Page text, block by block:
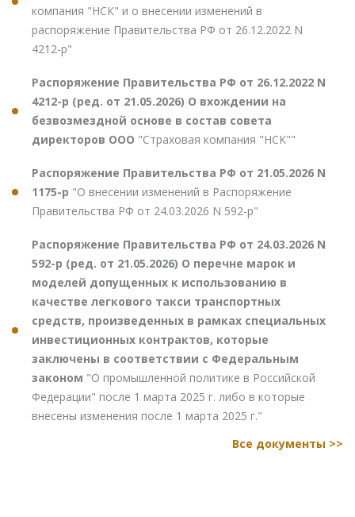
компания "НСК" и о внесении изменений в
распоряжение Правительства РФ от 26.12.2022 N
4212-р"
Распоряжение Правительства РФ от 26.12.2022 N
4212-р (ред. от 21.05.2026) О вхождении на
безвозмездной основе в состав совета
директоров ООО "Страховая компания "НСК""
Распоряжение Правительства РФ от 21.05.2026 N
1175-р "О внесении изменений в Распоряжение
Правительства РФ от 24.03.2026 N 592-р"
Распоряжение Правительства РФ от 24.03.2026 N
592-р (ред. от 21.05.2026) О перечне марок и
моделей допущенных к использованию в
качестве легкового такси транспортных
средств, произведенных в рамках специальных
инвестиционных контрактов, которые
заключены в соответствии с Федеральным
законом "О промышленной политике в Российской
Федерации" после 1 марта 2025 г. либо в которые
внесены изменения после 1 марта 2025 г."
Все документы >>